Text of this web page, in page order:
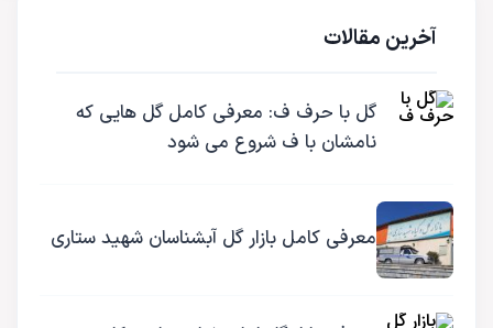
آخرین مقالات
گل با حرف ف: معرفی کامل گل هایی که
نامشان با ف شروع می شود
معرفی کامل بازار گل آبشناسان شهید ستاری